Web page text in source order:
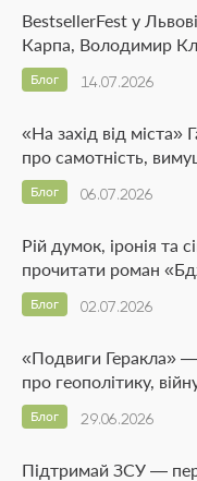
BestsellerFest у
Карпа, Володимир
14.07.2026
Блог
«На захід від міста»
про самотність,
06.07.2026
Блог
Рій думок, іронія та
прочитати роман
02.07.2026
Блог
«Подвиги Геракла»
про геополітику,
29.06.2026
Блог
Підтримай ЗСУ —